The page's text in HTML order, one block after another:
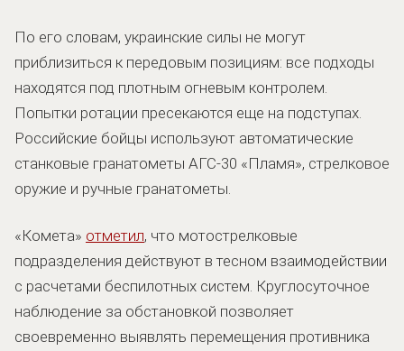
По его словам, украинские силы не могут
приблизиться к передовым позициям: все подходы
находятся под плотным огневым контролем.
Попытки ротации пресекаются еще на подступах.
Российские бойцы используют автоматические
станковые гранатометы АГС-30 «Пламя», стрелковое
оружие и ручные гранатометы.
«Комета» отметил, что мотострелковые
подразделения действуют в тесном взаимодействии
с расчетами беспилотных систем. Круглосуточное
наблюдение за обстановкой позволяет
своевременно выявлять перемещения противника